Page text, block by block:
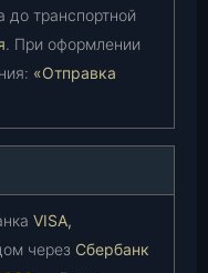
до транспортной
. При оформлении
«Отправка
VISA,
через Сбербанк